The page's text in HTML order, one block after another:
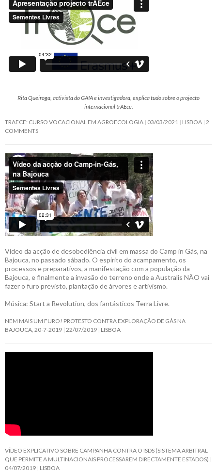
Rita Queiroga, activista do GAIA e investigadora, explica tudo sobre o projecto
internacional trAEce.
TRAECE: CURSO VOCACIONAL EM AGROECOLOGIA 03/03/2021 LISBOA 2
COMMENTS
Vídeo da acção de desobediência civil em massa do Camp in Gás, na
Bajouca, no passado sábado. O espírito do acampamento, os
processos e preparativos, a manifestação com a população da
Bajouca, e finalmente a invasão do terreno onde a Australis NÃO vai
fazer o furo previsto, plantação de árvores e artivismo.
Música: Start a Revolution, dos fantásticos Terra Livre.
NEM MAIS UM FURO! PROTESTO CONTRA EXPLORAÇÃO DE GÁS NA
BAJOUCA, 20-7-2019 22/07/2019 LISBOA
VÍDEO EXPLICATIVO SOBRE CAMPANHA CONTRA O ISDS (SISTEMA ARBITRAL
QUE PERMITE A MULTINACIONAIS PROCESSAREM DIRECTAMENTE ESTADOS)
04/07/2019 LISBOA